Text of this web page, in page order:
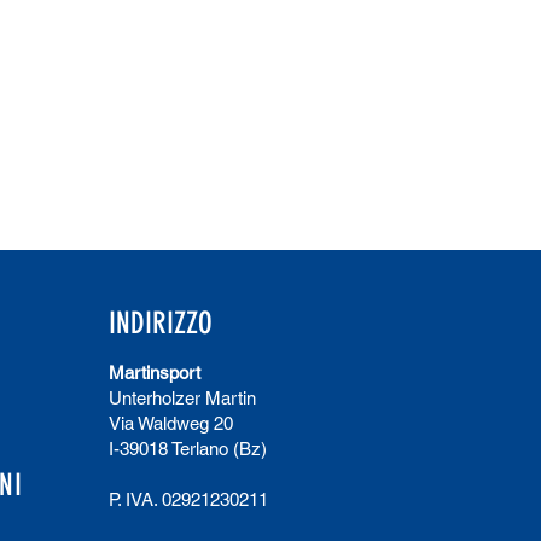
INDIRIZZO
Martinsport
Unterholzer Martin
Via Waldweg 20
I-39018 Terlano (Bz)
P. IVA. 02921230211